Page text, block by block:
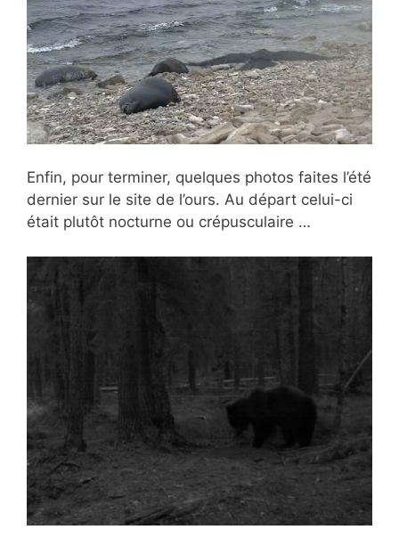
Enfin, pour terminer, quelques photos faites l’été
dernier sur le site de l’ours. Au départ celui-ci
était plutôt nocturne ou crépusculaire …